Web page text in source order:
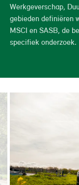
Werkgeverschap,
gebieden definiëren
MSCI en SASB, de
specifiek onderzoek.